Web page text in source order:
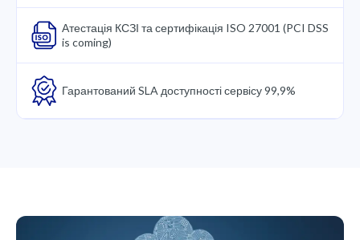
Атестація КСЗІ та сертифікація ISO 27001 (PCI DSS
is coming)
Гарантований SLA доступності сервісу 99,9%